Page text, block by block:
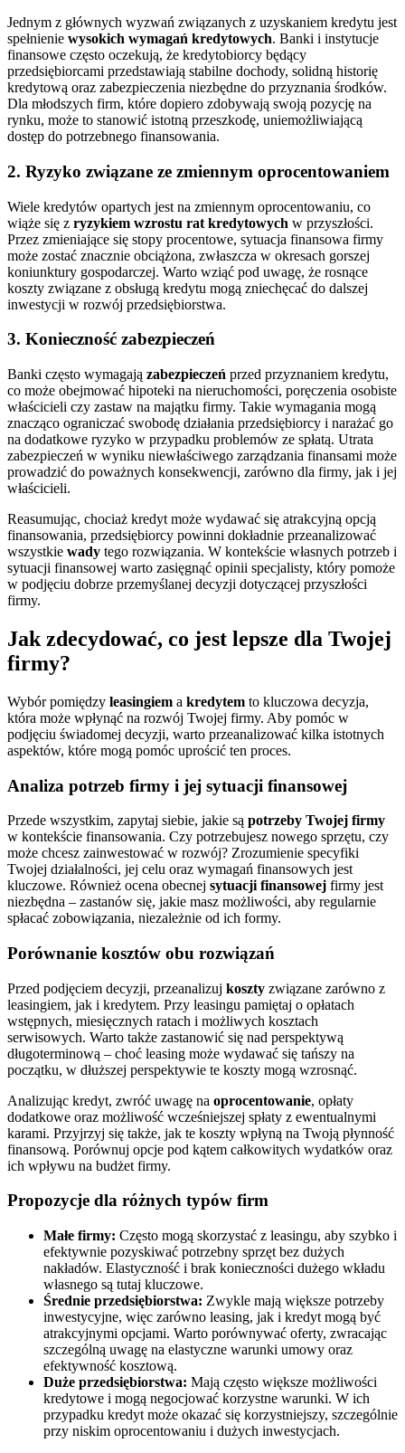
Jednym z głównych wyzwań związanych z uzyskaniem kredytu jest
spełnienie wysokich wymagań kredytowych. Banki i instytucje
finansowe często oczekują, że kredytobiorcy będący
przedsiębiorcami przedstawiają stabilne dochody, solidną historię
kredytową oraz zabezpieczenia niezbędne do przyznania środków.
Dla młodszych firm, które dopiero zdobywają swoją pozycję na
rynku, może to stanowić istotną przeszkodę, uniemożliwiającą
dostęp do potrzebnego finansowania.
2. Ryzyko związane ze zmiennym oprocentowaniem
Wiele kredytów opartych jest na zmiennym oprocentowaniu, co
wiąże się z ryzykiem wzrostu rat kredytowych w przyszłości.
Przez zmieniające się stopy procentowe, sytuacja finansowa firmy
może zostać znacznie obciążona, zwłaszcza w okresach gorszej
koniunktury gospodarczej. Warto wziąć pod uwagę, że rosnące
koszty związane z obsługą kredytu mogą zniechęcać do dalszej
inwestycji w rozwój przedsiębiorstwa.
3. Konieczność zabezpieczeń
Banki często wymagają zabezpieczeń przed przyznaniem kredytu,
co może obejmować hipoteki na nieruchomości, poręczenia osobiste
właścicieli czy zastaw na majątku firmy. Takie wymagania mogą
znacząco ograniczać swobodę działania przedsiębiorcy i narażać go
na dodatkowe ryzyko w przypadku problemów ze spłatą. Utrata
zabezpieczeń w wyniku niewłaściwego zarządzania finansami może
prowadzić do poważnych konsekwencji, zarówno dla firmy, jak i jej
właścicieli.
Reasumując, chociaż kredyt może wydawać się atrakcyjną opcją
finansowania, przedsiębiorcy powinni dokładnie przeanalizować
wszystkie wady tego rozwiązania. W kontekście własnych potrzeb i
sytuacji finansowej warto zasięgnąć opinii specjalisty, który pomoże
w podjęciu dobrze przemyślanej decyzji dotyczącej przyszłości
firmy.
Jak zdecydować, co jest lepsze dla Twojej
firmy?
Wybór pomiędzy leasingiem a kredytem to kluczowa decyzja,
która może wpłynąć na rozwój Twojej firmy. Aby pomóc w
podjęciu świadomej decyzji, warto przeanalizować kilka istotnych
aspektów, które mogą pomóc uprościć ten proces.
Analiza potrzeb firmy i jej sytuacji finansowej
Przede wszystkim, zapytaj siebie, jakie są potrzeby Twojej firmy
w kontekście finansowania. Czy potrzebujesz nowego sprzętu, czy
może chcesz zainwestować w rozwój? Zrozumienie specyfiki
Twojej działalności, jej celu oraz wymagań finansowych jest
kluczowe. Również ocena obecnej sytuacji finansowej firmy jest
niezbędna – zastanów się, jakie masz możliwości, aby regularnie
spłacać zobowiązania, niezależnie od ich formy.
Porównanie kosztów obu rozwiązań
Przed podjęciem decyzji, przeanalizuj koszty związane zarówno z
leasingiem, jak i kredytem. Przy leasingu pamiętaj o opłatach
wstępnych, miesięcznych ratach i możliwych kosztach
serwisowych. Warto także zastanowić się nad perspektywą
długoterminową – choć leasing może wydawać się tańszy na
początku, w dłuższej perspektywie te koszty mogą wzrosnąć.
Analizując kredyt, zwróć uwagę na oprocentowanie, opłaty
dodatkowe oraz możliwość wcześniejszej spłaty z ewentualnymi
karami. Przyjrzyj się także, jak te koszty wpłyną na Twoją płynność
finansową. Porównuj opcje pod kątem całkowitych wydatków oraz
ich wpływu na budżet firmy.
Propozycje dla różnych typów firm
Małe firmy: Często mogą skorzystać z leasingu, aby szybko i
efektywnie pozyskiwać potrzebny sprzęt bez dużych
nakładów. Elastyczność i brak konieczności dużego wkładu
własnego są tutaj kluczowe.
Średnie przedsiębiorstwa: Zwykle mają większe potrzeby
inwestycyjne, więc zarówno leasing, jak i kredyt mogą być
atrakcyjnymi opcjami. Warto porównywać oferty, zwracając
szczególną uwagę na elastyczne warunki umowy oraz
efektywność kosztową.
Duże przedsiębiorstwa: Mają często większe możliwości
kredytowe i mogą negocjować korzystne warunki. W ich
przypadku kredyt może okazać się korzystniejszy, szczególnie
przy niskim oprocentowaniu i dużych inwestycjach.